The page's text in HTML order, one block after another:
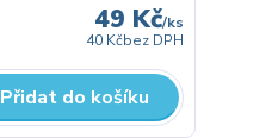
49 Kč/ks
40 Kčbez DPH
Přidat do košíku